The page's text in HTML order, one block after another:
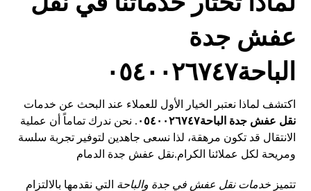
عفش جدة
الباحة٠٥٤٠٠٢٦٧٤٧
اكتشف لماذا نعتبر الخيار الأول للعملاء عند البحث عن خدمات
نقل عفش جدة الباحة٠٥٤٠٠٢٦٧٤٧
. نحن ندرك تماماً أن عملية
الانتقال قد تكون مرهقة، لذا نسعى جاهدين لتوفير تجربة سلسة
ومريحة لكل عملائنا الكرام.نقل عفش جدة الدمام
تتميزخدمات نقل عفش في جدة والباحة التي نقدمها بالالتزام